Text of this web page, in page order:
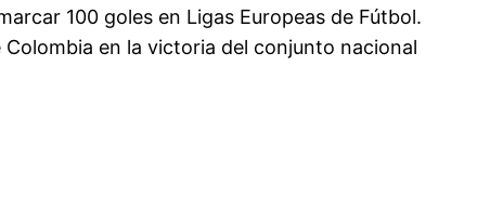
100 goles en Ligas Europeas de Fútbol.
en la victoria del conjunto nacional